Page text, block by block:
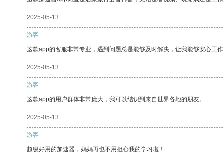
2025-05-13
游客
这款app的客服非常专业，遇到问题总是能够及时解决，让我能够安心工
2025-05-13
游客
这款app的用户群体非常庞大，我可以结识到来自世界各地的朋友。
2025-05-13
游客
超级好用的加速器，妈妈再也不用担心我的学习啦！